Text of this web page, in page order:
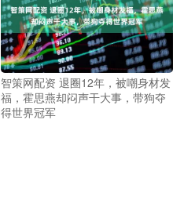
智策网配资 退圈12年，被嘲身材发
福，霍思燕却闷声干大事，带狗夺
得世界冠军